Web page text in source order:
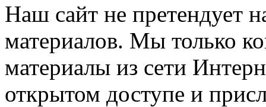
Наш сайт не претендует
материалов. Мы только
материалы из сети
открытом доступе и